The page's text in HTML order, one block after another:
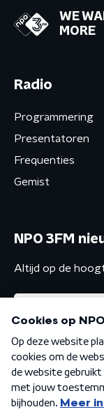
WE
MORE
Radio
Programmering
Presentatoren
Frequenties
Gemist
NPO 3FM
Altijd op de
Algemene